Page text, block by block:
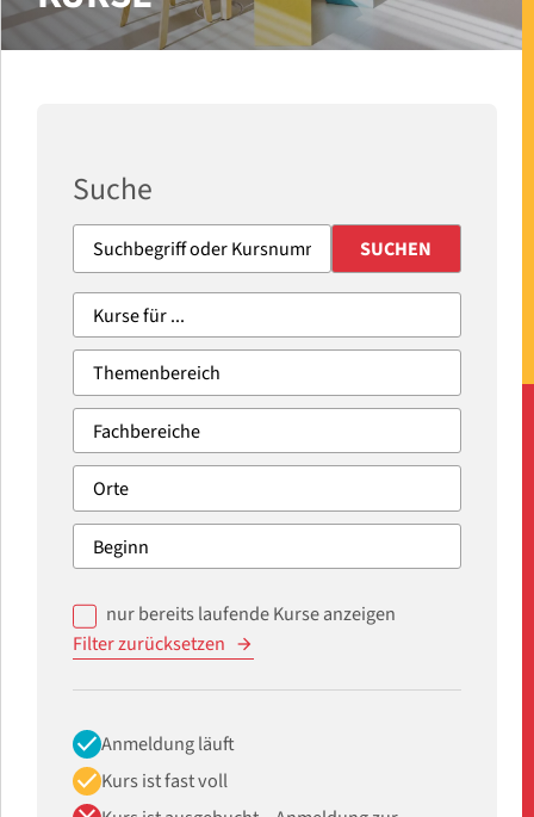
Suche
SUCHEN
nur bereits laufende Kurse anzeigen
Filter zurücksetzen
checkAnmeldung läuft
checkKurs ist fast voll